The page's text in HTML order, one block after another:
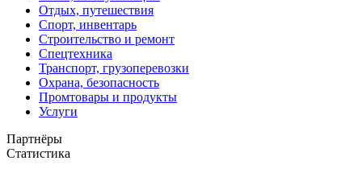
Отдых, путешествия
Спорт, инвентарь
Строительство и ремонт
Спецтехника
Транспорт, грузоперевозки
Охрана, безопасность
Промтовары и продукты
Услуги
Партнёры
Статистика